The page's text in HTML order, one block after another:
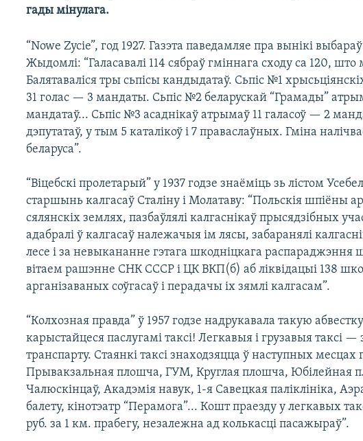
гады мінулага.
“Nowe Zycie”, год 1927. Газэта паведамляе пра вынікі
Жыдомлі: “Галасавалі 114 сябраў гміннага сходу са 120, што
Балятаваліся тры сьпісы кандыдатаў. Сьпіс №1
31 голас — 3 мандаты. Сьпіс №2 беларускай “Грамады”
мандатаў... Сьпіс №3 асаднікаў атрымаў 11 галасоў — 2
дэпутатаў, у тым 5 каталікоў і 7 праваслаўных. Гміна
беларуса”.
“Віцебскі пролетарый” у 1937 годзе знаёміць зь лістом
старшынь калгасаў Сталіну і Молатаву: “Польскія шпіёны
сялянскіх землях, пазбаўлялі калгаснікаў прысядзібных
адабралі ў калгасаў належачыя ім лясы, забаранялі
лесе і за невыкананне гэтага шкодніцкага распараджэння
вітаем рашэнне СНК СССР і ЦК ВКП(б) аб ліквідацыі 138
арганізаваных соўгасаў і перадачы іх зямлі калгасам”.
“Колхозная правда” ў 1957 годзе надрукавала такую
карыстайцеся паслугамі таксі! Легкавыя і грузавыя таксі —
транспарту. Стаянкі таксі знаходзяцца ў наступных месцах
Прывакзальная плошча, ГУМ, Круглая плошча, Юбілейная
Чалюскінцаў, Акадэмія навук, 1-я Савецкая паліклініка,
балету, кінотэатр “Перамога”... Кошт праезду у легкавых
руб. за 1 км. прабегу, незалежна ад колькасці пасажыраў”.